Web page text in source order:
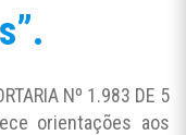
Nº 1.983 DE 5
orientações aos